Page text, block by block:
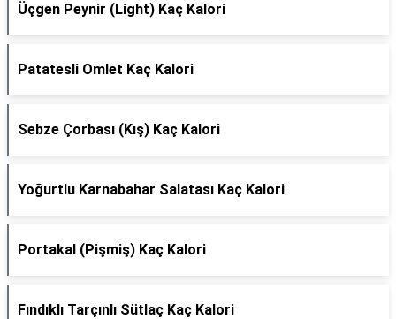
Üçgen Peynir (Light) Kaç Kalori
Patatesli Omlet Kaç Kalori
Sebze Çorbası (Kış) Kaç Kalori
Yoğurtlu Karnabahar Salatası Kaç Kalori
Portakal (Pişmiş) Kaç Kalori
Fındıklı Tarçınlı Sütlaç Kaç Kalori